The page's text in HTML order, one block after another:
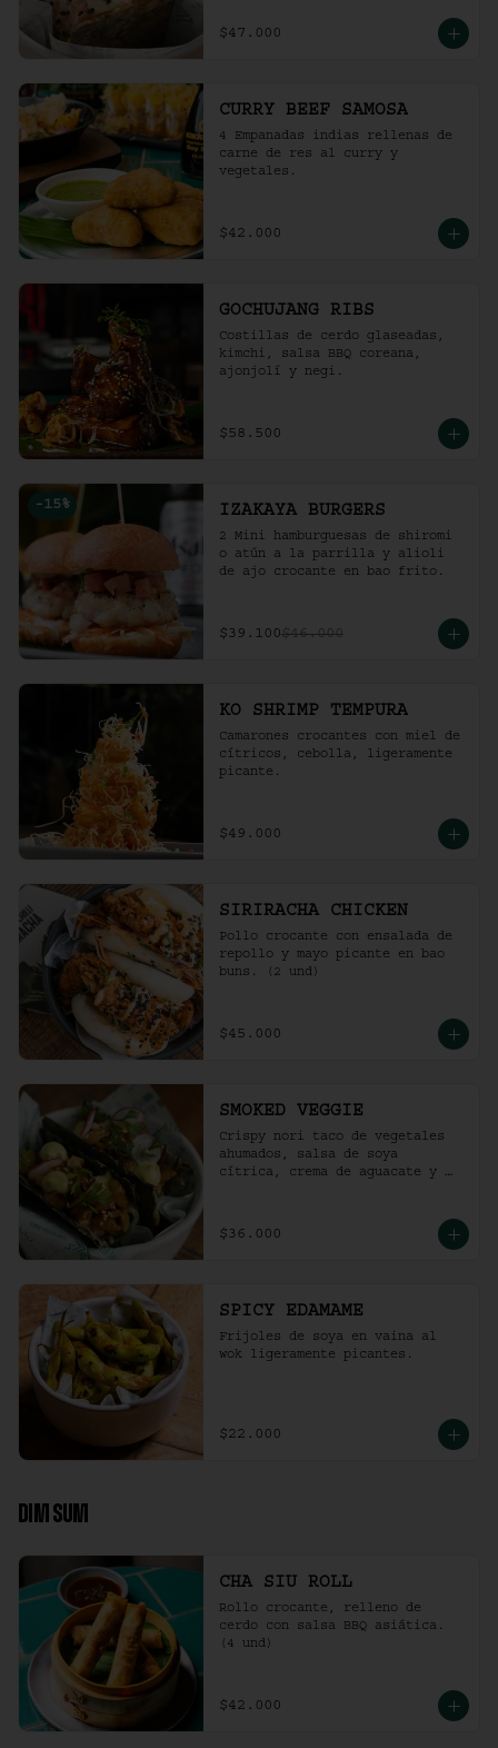
$47.000
CURRY BEEF SAMOSA
4 Empanadas indias rellenas de
carne de res al curry y
vegetales.
$42.000
GOCHUJANG RIBS
Costillas de cerdo glaseadas,
kimchi, salsa BBQ coreana,
ajonjolí y negi.
$58.500
-15 % IZAKAYA BURGERS
2 Mini hamburguesas de shiromi
o atún a la parrilla y alioli
de ajo crocante en bao frito.
$39.100$46.000
KO SHRIMP TEMPURA
Camarones crocantes con miel de
cítricos, cebolla, ligeramente
picante.
$49.000
SIRIRACHA CHICKEN
Pollo crocante con ensalada de
repollo y mayo picante en bao
buns. (2 und)
$45.000
SMOKED VEGGIE
Crispy nori taco de vegetales
ahumados, salsa de soya
cítrica, crema de aguacate y
$36.000
SPICY EDAMAME
Frijoles de soya en vaina al
wok ligeramente picantes.
$22.000
DIM SUM
CHA SIU ROLL
Rollo crocante, relleno de
cerdo con salsa BBQ asiática.
(4 und)
$42.000